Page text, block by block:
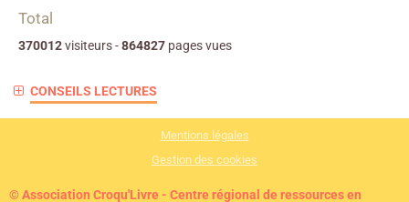
Total
370012visiteurs -864827 pages vues
CONSEILS LECTURES
Mentions légales
Gestion des cookies
© Association Croqu'Livre - Centre régional de ressources en